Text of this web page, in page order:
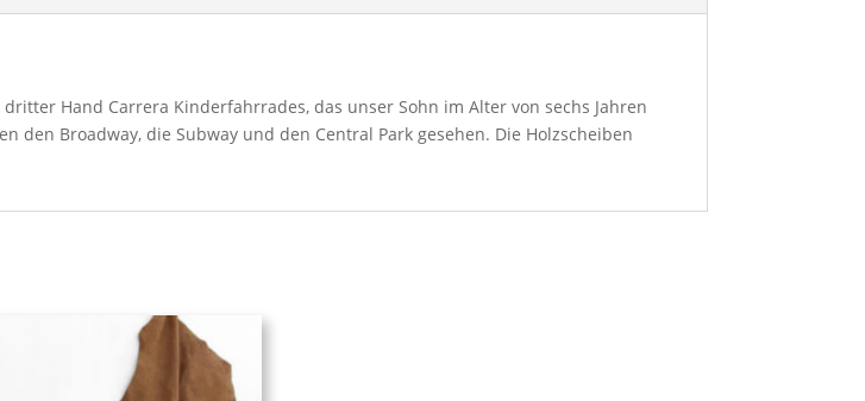
Hand Carrera Kinderfahrrades, das unser Sohn im Alter von sechs Jahren
den Broadway, die Subway und den Central Park gesehen. Die Holzscheiben